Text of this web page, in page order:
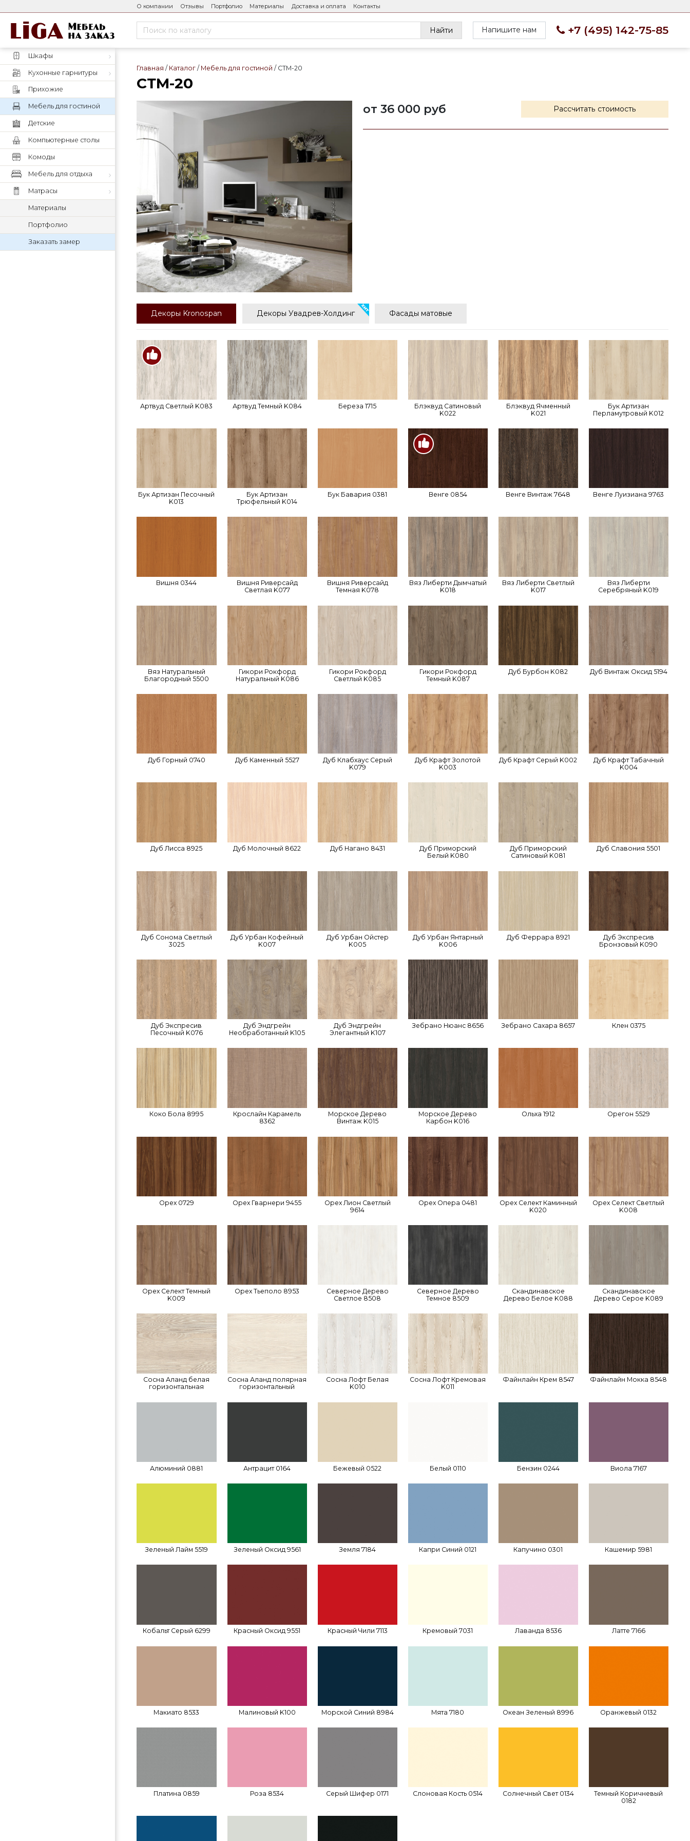
О компании Отзывы Портфолио Материалы Доставка и оплата Контакты
Найти Напишите нам +7 (495) 142-75-85
Шкафы
Кухонные гарнитуры
Прихожие
Мебель для гостиной
Детские
Компьютерные столы
Комоды
Мебель для отдыха
Матрасы
Материалы
Портфолио
Заказать замер
Главная Каталог Мебель для гостиной СТМ-20
СТМ-20
от 36 000 руб Рассчитать стоимость
Декоры Kronospan Декоры Увадрев-Холдинг Фасады матовые
Артвуд Светлый K083 Артвуд Темный K084 Береза 1715
Блэквуд Сатиновый
K022
Блэквуд Ячменный
K021
Бук Артизан
Перламутровый K012
Бук Артизан Песочный
K013
Бук Артизан
Трюфельный K014
Бук Бавария 0381 Венге 0854 Венге Винтаж 7648 Венге Луизиана 9763
Вишня 0344
Вишня Риверсайд
Светлая K077
Вишня Риверсайд
Темная K078
Вяз Либерти Дымчатый
K018
Вяз Либерти Светлый
K017
Вяз Либерти
Серебряный K019
Вяз Натуральный
Благородный 5500
Гикори Рокфорд
Натуральный K086
Гикори Рокфорд
Светлый K085
Гикори Рокфорд
Темный K087
Дуб Бурбон K082 Дуб Винтаж Оксид 5194
Дуб Горный 0740 Дуб Каменный 5527
Дуб Клабхаус Серый
K079
Дуб Крафт Золотой
K003
Дуб Крафт Серый K002
Дуб Крафт Табачный
K004
Дуб Лисса 8925 Дуб Молочный 8622 Дуб Нагано 8431
Дуб Приморский
Белый K080
Дуб Приморский
Сатиновый K081
Дуб Славония 5501
Дуб Сонома Светлый
3025
Дуб Урбан Кофейный
K007
Дуб Урбан Ойстер
K005
Дуб Урбан Янтарный
K006
Дуб Феррара 8921
Дуб Экспресив
Бронзовый K090
Дуб Экспресив
Песочный K076
Дуб Эндгрейн
Необработанный K105
Дуб Эндгрейн
Элегантный K107
Зебрано Нюанс 8656 Зебрано Сахара 8657 Клен 0375
Коко Бола 8995
Крослайн Карамель
8362
Морское Дерево
Винтаж K015
Морское Дерево
Карбон K016
Ольха 1912 Орегон 5529
Орех 0729 Орех Гварнери 9455
Орех Лион Светлый
9614
Орех Опера 0481
Орех Селект Каминный
K020
Орех Селект Светлый
K008
Орех Селект Темный
K009
Орех Тьеполо 8953
Северное Дерево
Светлое 8508
Северное Дерево
Темное 8509
Скандинавское
Дерево Белое K088
Скандинавское
Дерево Серое K089
Сосна Аланд белая
горизонтальная
Сосна Аланд полярная
горизонтальный
Сосна Лофт Белая
K010
Сосна Лофт Кремовая
K011
Файнлайн Крем 8547 Файнлайн Мокка 8548
Алюминий 0881 Антрацит 0164 Бежевый 0522 Белый 0110 Бензин 0244 Виола 7167
Зеленый Лайм 5519 Зеленый Оксид 9561 Земля 7184 Капри Синий 0121 Капучино 0301 Кашемир 5981
Кобальт Серый 6299 Красный Оксид 9551 Красный Чили 7113 Кремовый 7031 Лаванда 8536 Латте 7166
Макиато 8533 Малиновый K100 Морской Синий 8984 Мята 7180 Океан Зеленый 8996 Оранжевый 0132
Платина 0859 Роза 8534 Серый Шифер 0171 Слоновая Кость 0514 Солнечный Свет 0134
Темный Коричневый
0182